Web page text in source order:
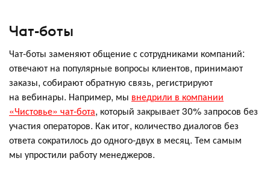
Чат-боты
Чат-боты заменяют общение с сотрудниками компаний:
отвечают на популярные вопросы клиентов, принимают
заказы, собирают обратную связь, регистрируют
на вебинары. Например, мы внедрили в компании
«Чистовье» чат-бота, который закрывает 30% запросов без
участия операторов. Как итог, количество диалогов без
ответа сократилось до одного-двух в месяц. Тем самым
мы упростили работу менеджеров.